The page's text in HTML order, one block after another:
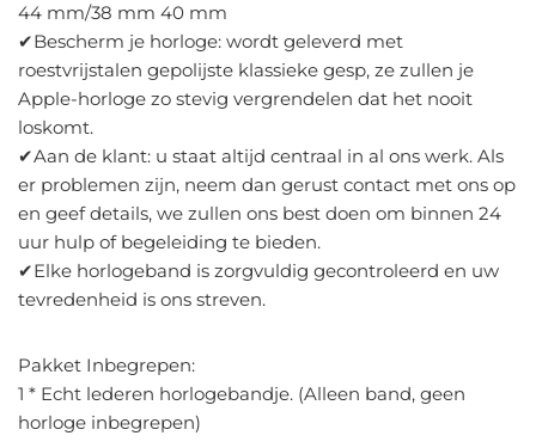
44 mm/38 mm 40 mm
✔Bescherm je horloge: wordt geleverd met
roestvrijstalen gepolijste klassieke gesp, ze zullen je
Apple-horloge zo stevig vergrendelen dat het nooit
loskomt.
✔Aan de klant: u staat altijd centraal in al ons werk. Als
er problemen zijn, neem dan gerust contact met ons op
en geef details, we zullen ons best doen om binnen 24
uur hulp of begeleiding te bieden.
✔Elke horlogeband is zorgvuldig gecontroleerd en uw
tevredenheid is ons streven.
Pakket Inbegrepen:
1 * Echt lederen horlogebandje. (Alleen band, geen
horloge inbegrepen)